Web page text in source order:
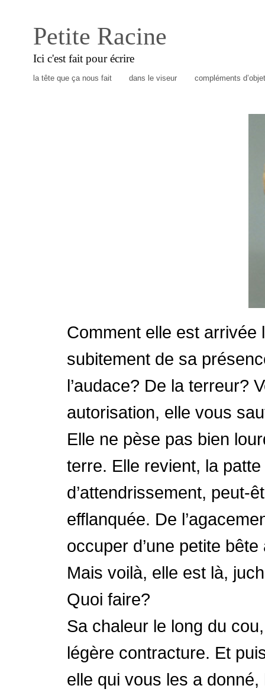
Petite Racine
Ici c'est fait pour écrire
la tête que ça nous fait dans le viseur compléments
Comment elle est arrivée
subitement de sa
l’audace? De la terreur?
autorisation, elle vous
Elle ne pèse pas bien
terre. Elle revient, la
d’attendrissement, peut-
efflanquée. De
occuper d’une petite
Mais voilà, elle est là,
Quoi faire?
Sa chaleur le long du
légère contracture. Et
elle qui vous les a donné,